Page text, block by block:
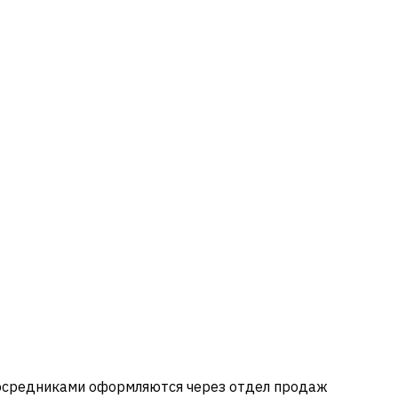
оформляются через отдел продаж